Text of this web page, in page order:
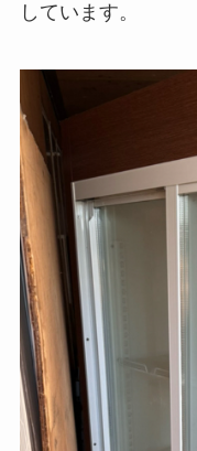
しています。